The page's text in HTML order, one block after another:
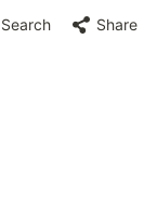
Search Share